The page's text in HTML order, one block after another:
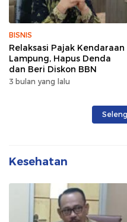
BISNIS
Relaksasi Pajak Kendaraan
Lampung, Hapus Denda
dan Beri Diskon BBN
3 bulan yang lalu
Kesehatan